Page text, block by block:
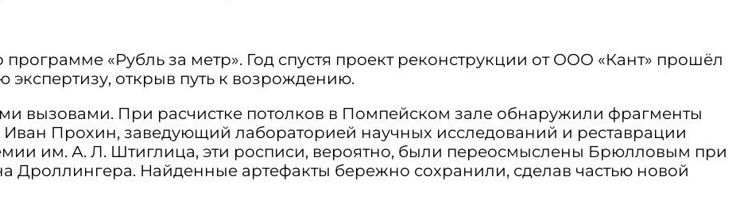
«Рубль за метр». Год спустя проект реконструкции от ООО «Кант» прошёл
экспертизу, открыв путь к возрождению.
вызовами. При расчистке потолков в Помпейском зале обнаружили фрагменты
Прохин, заведующий лабораторией научных исследований и реставрации
им. А. Л. Штиглица, эти росписи, вероятно, были переосмыслены Брюлловым при
Дроллингера. Найденные артефакты бережно сохранили, сделав частью новой